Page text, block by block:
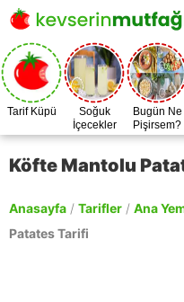
Tarif Küpü
Soğuk
İçecekler
Bugün Ne
Pişirsem?
Köfte Mantolu
Anasayfa / Tarifler / Ana
Patates Tarifi